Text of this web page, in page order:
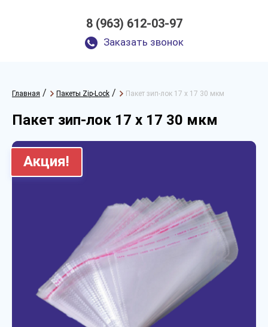
8 (963) 612-03-97
Заказать звонок
Главная / Пакеты Zip-Lock / Пакет зип-лок 17 х 17 30 мкм
Пакет зип-лок 17 х 17 30 мкм
Акция!